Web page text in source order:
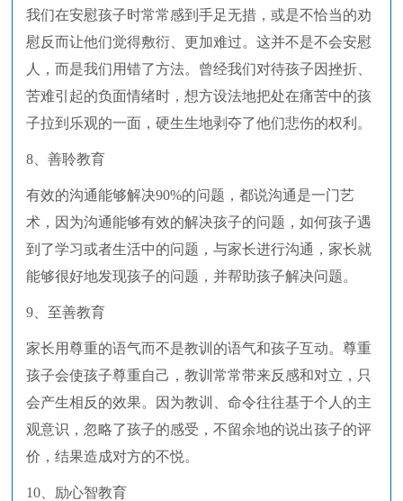
我们在安慰孩子时常常感到手足无措，或是不恰当的劝
慰反而让他们觉得敷衍、更加难过。这并不是不会安慰
人，而是我们用错了方法。曾经我们对待孩子因挫折、
苦难引起的负面情绪时，想方设法地把处在痛苦中的孩
子拉到乐观的一面，硬生生地剥夺了他们悲伤的权利。
8、善聆教育
有效的沟通能够解决90%的问题，都说沟通是一门艺
术，因为沟通能够有效的解决孩子的问题，如何孩子遇
到了学习或者生活中的问题，与家长进行沟通，家长就
能够很好地发现孩子的问题，并帮助孩子解决问题。
9、至善教育
家长用尊重的语气而不是教训的语气和孩子互动。尊重
孩子会使孩子尊重自己，教训常常带来反感和对立，只
会产生相反的效果。因为教训、命令往往基于个人的主
观意识，忽略了孩子的感受，不留余地的说出孩子的评
价，结果造成对方的不悦。
10、励心智教育